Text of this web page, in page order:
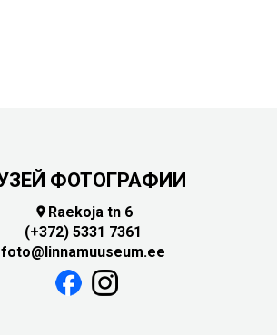
ФОТОГРАФИИ
 Raekoja tn 6
(+372) 5331 7361
foto@linnamuuseum.ee